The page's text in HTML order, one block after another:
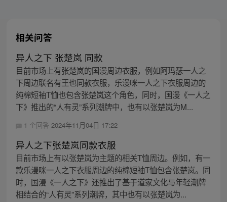
相关问答
异人之下 张楚岚 同款
目前市场上有张楚岚的国漫周边衣服，例如阿玛瑟一人之
下周边联名有王也同款衣服，乐漫咪一人之下衣服周边的
纯棉短袖T恤也包含张楚岚这个角色，同时，国漫《一人之
下》推出的“人有灵”系列潮牌中，也有以张楚岚为M...
1 个回答 2024年11月04日 17:22
异人之下张楚岚同款衣服
目前市场上有以张楚岚为主题的相关T恤周边。例如，有一
款乐漫咪一人之下衣服周边的纯棉短袖T恤包含张楚岚。同
时，国漫《一人之下》还推出了基于道家文化与年轻潮牌
相结合的“人有灵”系列潮牌，其中也有以张楚岚为...